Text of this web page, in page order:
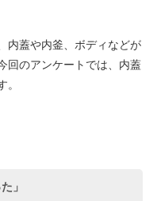
内蓋や内釜、ボディなどが
回のアンケートでは、内蓋
」